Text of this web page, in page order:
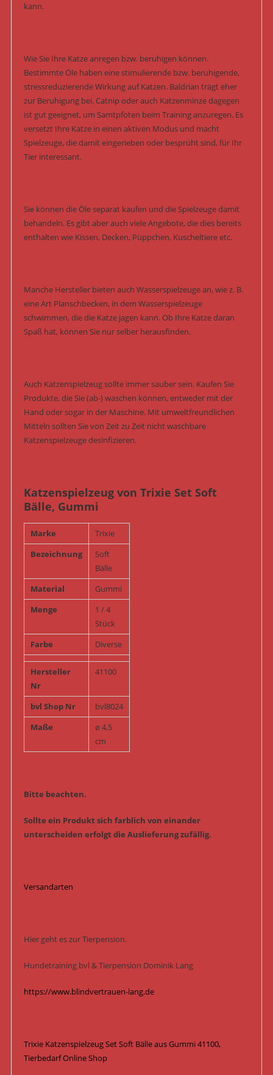
kann.
Wie Sie Ihre Katze anregen bzw. beruhigen können.
Bestimmte Öle haben eine stimulierende bzw. beruhigende,
stressreduzierende Wirkung auf Katzen. Baldrian trägt eher
zur Beruhigung bei. Catnip oder auch Katzenminze dagegen
ist gut geeignet, um Samtpfoten beim Training anzuregen. Es
versetzt Ihre Katze in einen aktiven Modus und macht
Spielzeuge, die damit eingerieben oder besprüht sind, für Ihr
Tier interessant.
Sie können die Öle separat kaufen und die Spielzeuge damit
behandeln. Es gibt aber auch viele Angebote, die dies bereits
enthalten wie Kissen, Decken, Püppchen, Kuscheltiere etc.
Manche Hersteller bieten auch Wasserspielzeuge an, wie z. B.
eine Art Planschbecken, in dem Wasserspielzeuge
schwimmen, die die Katze jagen kann. Ob Ihre Katze daran
Spaß hat, können Sie nur selber herausfinden.
Auch Katzenspielzeug sollte immer sauber sein. Kaufen Sie
Produkte, die Sie (ab-) waschen können, entweder mit der
Hand oder sogar in der Maschine. Mit umweltfreundlichen
Mitteln sollten Sie von Zeit zu Zeit nicht waschbare
Katzenspielzeuge desinfizieren.
Katzenspielzeug von Trixie Set Soft
Bälle, Gummi
Marke
Trixie
Bezeichnung
Soft
Bälle
Material
Gummi
Menge
1 / 4
Stück
Farbe
Diverse
Hersteller
Nr
41100
bvl Shop Nr
bvl8024
Maße
ø 4,5
cm
Bitte beachten.
Sollte ein Produkt sich farblich von einander
unterscheiden erfolgt die Auslieferung zufällig.
Versandarten
Hier geht es zur Tierpension.
Hundetraining bvl & Tierpension Dominik Lang
https://www.blindvertrauen-lang.de
Trixie Katzenspielzeug Set Soft Bälle aus Gummi 41100,
Tierbedarf Online Shop